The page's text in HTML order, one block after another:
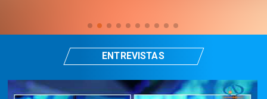
ENTREVISTAS